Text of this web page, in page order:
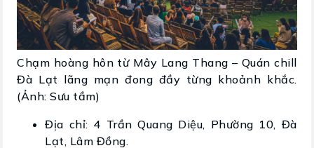
Chạm hoàng hôn từ Mây Lang Thang – Quán chill
Đà Lạt lãng mạn đong đầy từng khoảnh khắc.
(Ảnh: Sưu tầm)
Địa chỉ: 4 Trần Quang Diệu, Phường 10, Đà
Lạt, Lâm Đồng.